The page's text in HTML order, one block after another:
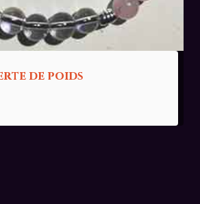
de poids